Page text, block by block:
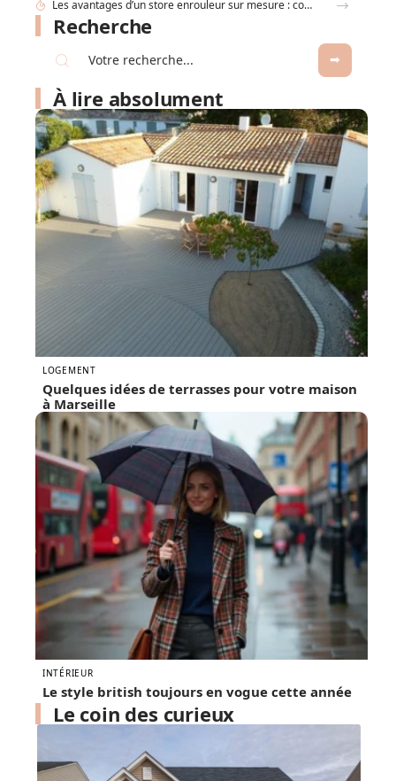
Recherche
À lire absolument
LOGEMENT
Quelques idées de terrasses pour votre maison
à Marseille
INTÉRIEUR
Le style british toujours en vogue cette année
Le coin des curieux